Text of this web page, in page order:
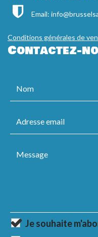
Email:
Conditions générales de
Contactez-
Je souhaite